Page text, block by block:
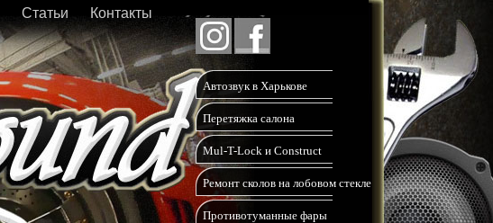
Автозвук в Харькове
Перетяжка салона
Mul-T-Lock и Construct
Ремонт сколов на лобовом стекле
Противотуманные фары
Статьи Контакты